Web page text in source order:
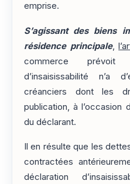
emprise.
S’agissant des biens
résidence principale,
commerce
d’insaisissabilité n’a
créanciers dont les
publication, à l’occasion
du déclarant.
Il en résulte que les
contractées
déclaration